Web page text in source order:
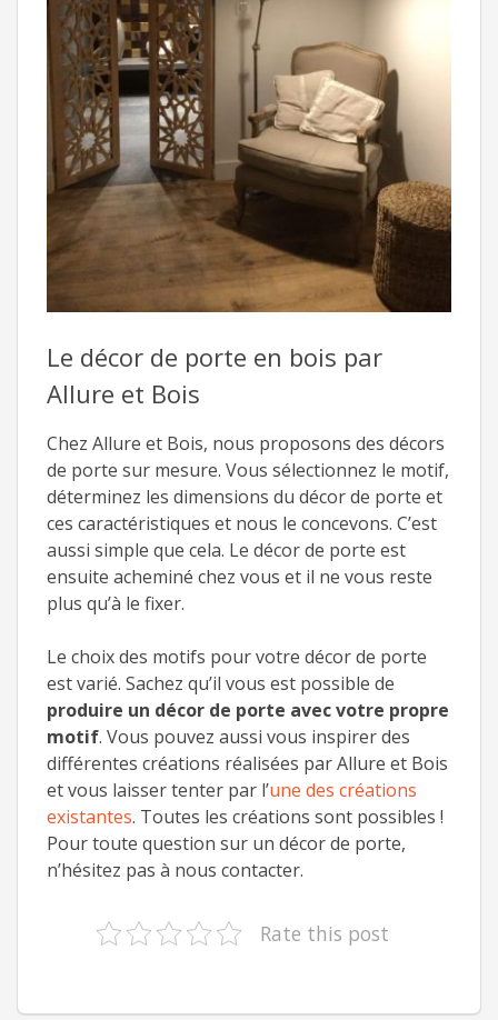
Le décor de porte en bois par
Allure et Bois
Chez Allure et Bois, nous proposons des décors
de porte sur mesure. Vous sélectionnez le motif,
déterminez les dimensions du décor de porte et
ces caractéristiques et nous le concevons. C’est
aussi simple que cela. Le décor de porte est
ensuite acheminé chez vous et il ne vous reste
plus qu’à le fixer.
Le choix des motifs pour votre décor de porte
est varié. Sachez qu’il vous est possible de
produire un décor de porte avec votre propre
motif. Vous pouvez aussi vous inspirer des
différentes créations réalisées par Allure et Bois
et vous laisser tenter par l’une des créations
existantes. Toutes les créations sont possibles !
Pour toute question sur un décor de porte,
n’hésitez pas à nous contacter.
Rate this post